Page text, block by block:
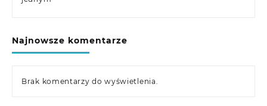
Najnowsze komentarze
Brak komentarzy do wyświetlenia.